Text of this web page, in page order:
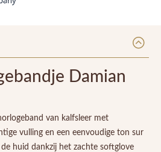
Damian
van kalfsleer met
vulling en een eenvoudige ton sur
huid dankzij het zachte softglove